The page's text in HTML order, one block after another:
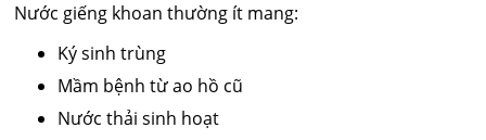
Nước giếng khoan thường ít mang:
Ký sinh trùng
Mầm bệnh từ ao hồ cũ
Nước thải sinh hoạt